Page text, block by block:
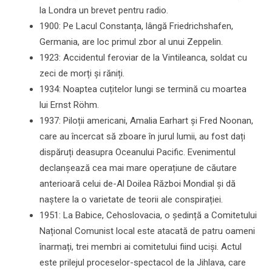
la Londra un brevet pentru radio.
1900: Pe Lacul Constanța, lângă Friedrichshafen,
Germania, are loc primul zbor al unui Zeppelin.
1923: Accidentul feroviar de la Vintileanca, soldat cu
zeci de morți și răniți.
1934: Noaptea cuțitelor lungi se termină cu moartea
lui Ernst Röhm.
1937: Piloții americani, Amalia Earhart și Fred Noonan,
care au încercat să zboare în jurul lumii, au fost dați
dispăruți deasupra Oceanului Pacific. Evenimentul
declanșează cea mai mare operațiune de căutare
anterioară celui de-Al Doilea Război Mondial și dă
naștere la o varietate de teorii ale conspirației.
1951: La Babice, Cehoslovacia, o ședință a Comitetului
Național Comunist local este atacată de patru oameni
înarmați, trei membri ai comitetului fiind uciși. Actul
este prilejul proceselor-spectacol de la Jihlava, care